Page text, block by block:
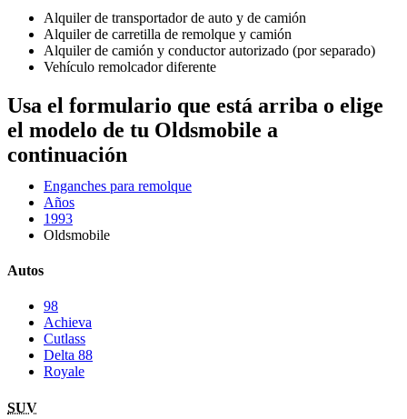
Alquiler de transportador de auto y de camión
Alquiler de carretilla de remolque y camión
Alquiler de camión y conductor autorizado (por separado)
Vehículo remolcador diferente
Usa el formulario que está arriba o elige
el modelo de tu Oldsmobile a
continuación
Enganches para remolque
Años
1993
Oldsmobile
Autos
98
Achieva
Cutlass
Delta 88
Royale
SUV